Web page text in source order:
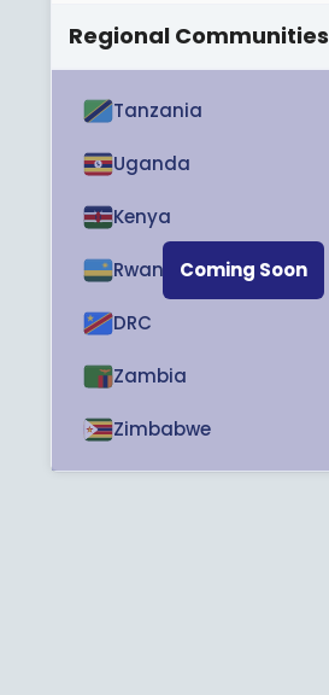
Regional Communities
Coming Soon
Tanzania
Uganda
Kenya
Rwanda
DRC
Zambia
Zimbabwe